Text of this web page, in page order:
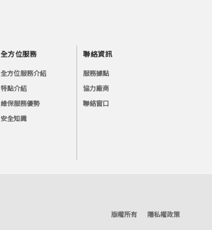
全方位服務
全方位服務介紹
特點介紹
維保服務優勢
安全知識
聯絡資訊
服務據點
協力廠商
聯絡窗口
版權所有 隱私權政策